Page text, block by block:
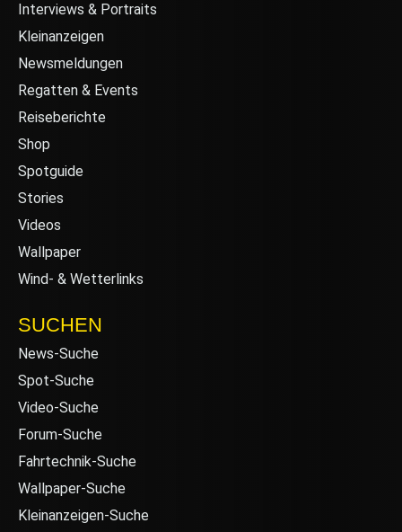
Interviews & Portraits
Kleinanzeigen
Newsmeldungen
Regatten & Events
Reiseberichte
Shop
Spotguide
Stories
Videos
Wallpaper
Wind- & Wetterlinks
SUCHEN
News-Suche
Spot-Suche
Video-Suche
Forum-Suche
Fahrtechnik-Suche
Wallpaper-Suche
Kleinanzeigen-Suche